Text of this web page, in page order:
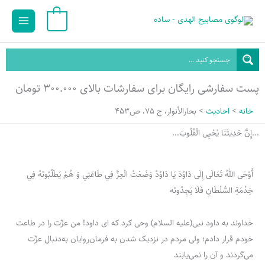
محتوا
Main
پست سفارشی رایگان برای سفارشات بالای ۳۰۰.۰۰۰ تومان
خانه احادیث
بحارالأنوار، ج 75، ص453
...إِنَّ حَدِيثَنٰا یُحْیِی الْقُلُوبَ...
أَوْحَى اللهُ تَعَالَى إِلَى دَاوُدَ يَا دَاوُدُ وَضَعْتُ الْعِزَّ فِي طَاعَتِي وَ هُمْ يَطْلُبُونَهُ فِي
خِدْمَةِ السُّلْطَانِ فَلَا يَجِدُونَه
خداوند به داود نبی(علیه السلام) وحی كرد كه ای داود! من عزّت را در طاعت
خودم قرار دادم؛ ولی مردم در نزدیک شدن به فرمان‌روایان به‌دنبال عزّت
می‌گردند و آن را نمی‌یابند